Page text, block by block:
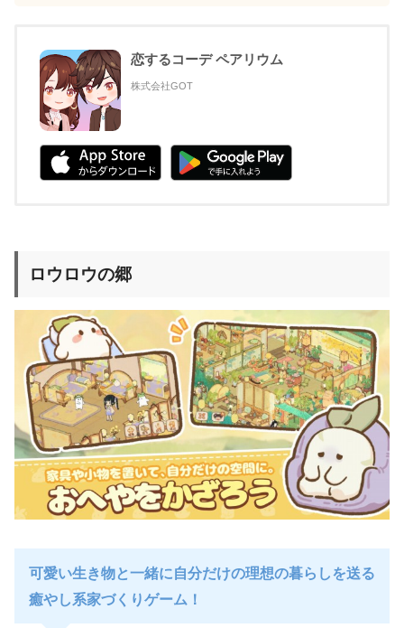
恋するコーデ ペアリウム
株式会社GOT
ロウロウの郷
可愛い生き物と一緒に自分だけの理想の暮らしを送る
癒やし系家づくりゲーム！